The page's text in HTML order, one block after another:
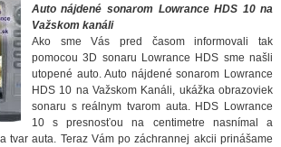
Auto nájdené sonarom Lowrance HDS 10 na
Važskom kanáli
Ako sme Vás pred časom informovali tak
pomocou 3D sonaru Lowrance HDS sme našli
utopené auto. Auto nájdené sonarom Lowrance
HDS 10 na Važskom Kanáli, ukážka obrazoviek
sonaru s reálnym tvarom auta. HDS Lowrance
10 s presnosťou na centimetre nasnímal a
tvar auta. Teraz Vám po záchrannej akcii prinášame